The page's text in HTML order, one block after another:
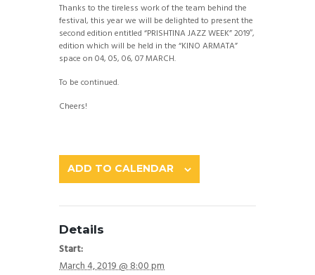
Thanks to the tireless work of the team behind the
festival, this year we will be delighted to present the
second edition entitled “PRISHTINA JAZZ WEEK” 2019″,
edition which will be held in the “KINO ARMATA”
space on 04, 05, 06, 07 MARCH.
To be continued.
Cheers!
ADD TO CALENDAR
Details
Start:
March 4, 2019 @ 8:00 pm